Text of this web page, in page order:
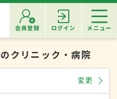
会員登録 ログイン メニュー
のクリニック・病院
変更